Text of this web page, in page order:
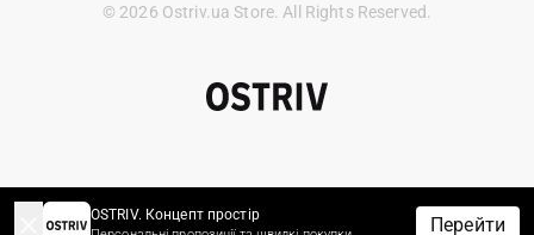
© 2026 Ostriv.ua Store. All Rights Reserved.
OSTRIV. Концепт простір Перейти